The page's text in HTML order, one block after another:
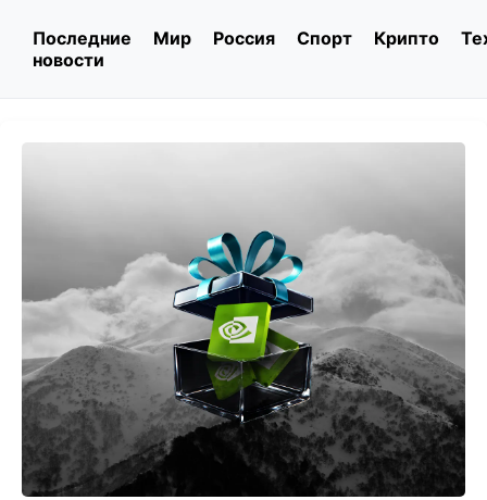
Последние
новости
Мир Россия Спорт Крипто